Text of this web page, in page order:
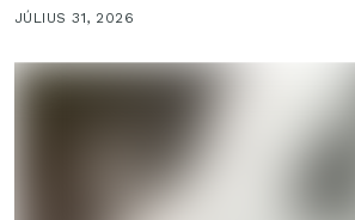
JÚLIUS 31, 2026